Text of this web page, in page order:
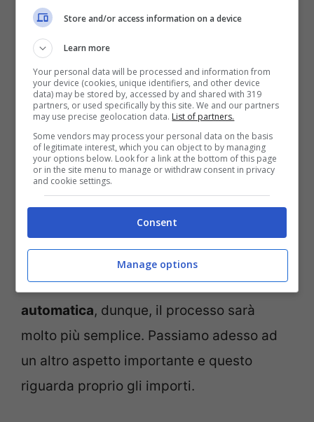
della cifra è prevista a partire dal 15
gennaio;
Chi, invece ha fatto domanda a
dicembre, allora riceverà il denaro
nell’ultima settimana di gennaio
È bene sottolineare che dal 1° gennaio,
l’assegno unico non avrà bisogno di
rinnovo tutto questo avverrà in maniera
automatica, dunque, il processo sarà
molto più semplice. Passiamo adesso ad
un altro aspetto importante e questo
riguarda proprio gli importi.
Store and/or access information on a device
Learn more
Your personal data will be processed and information from
your device (cookies, unique identifiers, and other device
data) may be stored by, accessed by and shared with 319
partners, or used specifically by this site. We and our partners
may use precise geolocation data. List of partners.
Some vendors may process your personal data on the basis
of legitimate interest, which you can object to by managing
your options below. Look for a link at the bottom of this page
or in the site menu to manage or withdraw consent in privacy
and cookie settings.
Consent
Manage options